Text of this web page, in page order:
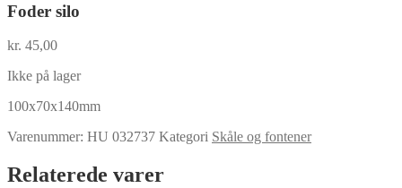
Foder silo
kr. 45,00
Ikke på lager
100x70x140mm
Varenummer: HU 032737 Kategori Skåle og fontener
Relaterede varer